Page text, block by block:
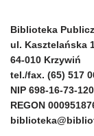
Biblioteka
ul. Kasztelańska
64-010 Krzywiń
tel./fax. (65) 517
NIP 698-16-73-120
REGON